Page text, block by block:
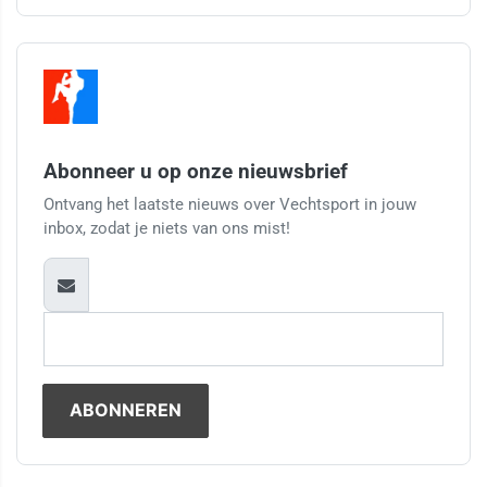
Abonneer u op onze nieuwsbrief
Ontvang het laatste nieuws over Vechtsport in jouw
inbox, zodat je niets van ons mist!